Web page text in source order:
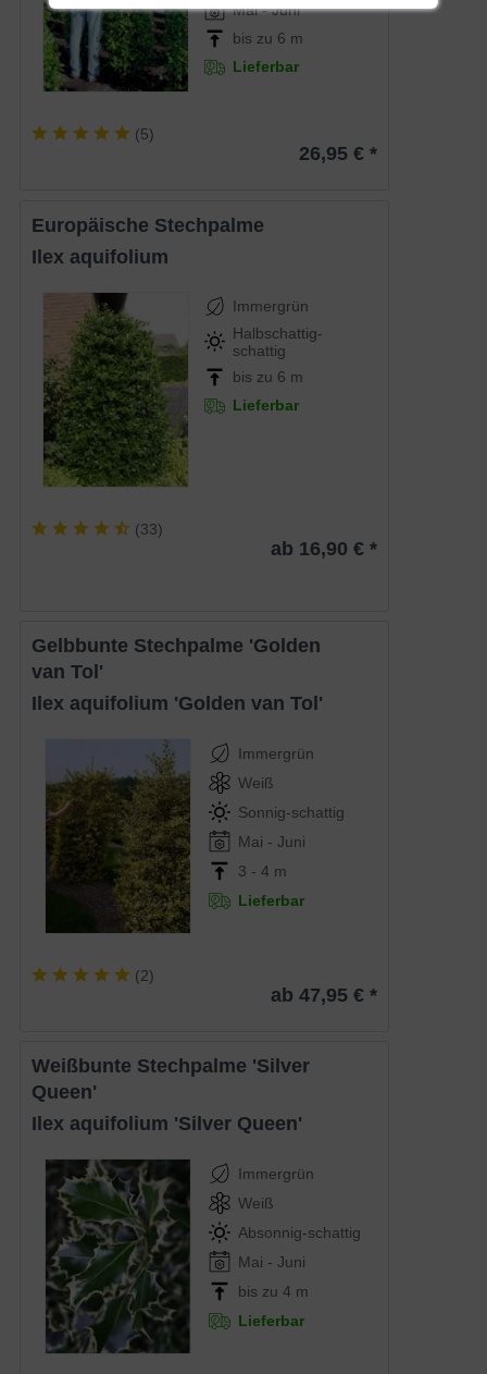
Mai - Juni
bis zu 6 m
Lieferbar
(5)
26,95 € *
Europäische Stechpalme
Ilex aquifolium
Immergrün
Halbschattig-
schattig
bis zu 6 m
Lieferbar
(33)
ab 16,90 € *
Gelbbunte Stechpalme 'Golden
van Tol'
Ilex aquifolium 'Golden van Tol'
Immergrün
Weiß
Sonnig-schattig
Mai - Juni
3 - 4 m
Lieferbar
(2)
ab 47,95 € *
Weißbunte Stechpalme 'Silver
Queen'
Ilex aquifolium 'Silver Queen'
Immergrün
Weiß
Absonnig-schattig
Mai - Juni
bis zu 4 m
Lieferbar